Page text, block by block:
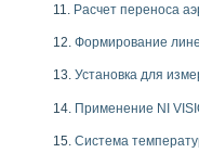
Расчет переноса
Формирование
Установка для
Применение NI
Система